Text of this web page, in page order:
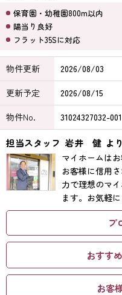
保育園・幼稚園800m以内
陽当り良好
フラット35Sに対応
物件更新
2026/08/03
更新予定
2026/08/15
物件No.
31024327032-001
担当スタッフ 岩井 健 より
マイホームは
お客様に信用
力で理想のマ
ます。お気軽
プ
おすす
お客